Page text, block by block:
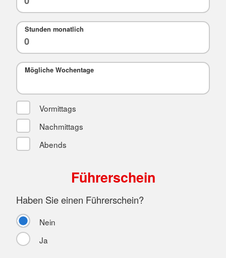
Stunden monatlich
Mögliche Wochentage
Vormittags
Nachmittags
Abends
Führerschein
Haben Sie einen Führerschein?
Nein
Ja